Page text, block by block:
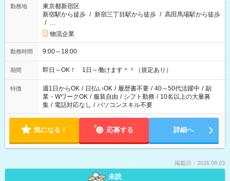
勤務地
東京都新宿区
新宿駅から徒歩 / 新宿三丁目駅から徒歩 / 高田馬場駅から徒歩
/ …
物流企業
勤務時間 9:00～18:00
期間 即日～OK！ 1日～働けます＾＾（規定あり）
特徴 週1日からOK / 日払いOK / 履歴書不要 / 40～50代活躍中 / 副
業・WワークOK / 服装自由 / シフト勤務 / 10名以上の大量募
集 / 電話対応なし / パソコンスキル不要
気になる！ 応募する 詳細へ
掲載日：2026.08.03
未読